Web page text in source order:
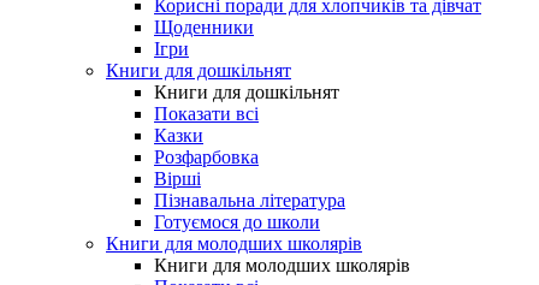
Корисні поради для хлопчиків та дівчат
Щоденники
Ігри
Книги для дошкільнят
Книги для дошкільнят
Показати всі
Казки
Розфарбовка
Вірші
Пізнавальна література
Готуємося до школи
Книги для молодших школярів
Книги для молодших школярів